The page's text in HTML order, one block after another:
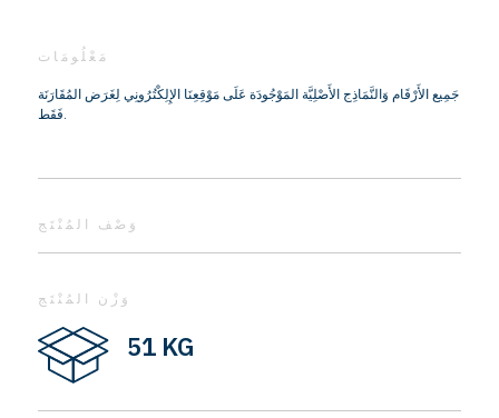
مَعْلُومَات
جَمِيع الأَرْقَام وَالنَّمَاذِج الأَصْلِيَّة المَوْجُودَة عَلَى مَوْقِعِنَا الإِلِكْتُرُونِي لِغَرَض المُقَارَنَة
فَقَط.
وَصْف المُنْتَج
وَزْن المُنْتَج
51 KG